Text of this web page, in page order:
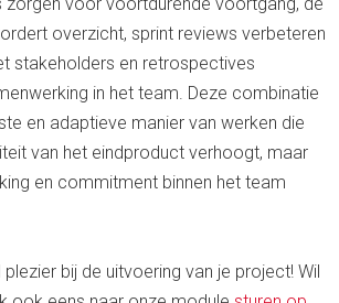
overzicht, sprint reviews verbeteren
stakeholders en retrospectives
in het team. Deze combinatie
en adaptieve manier van werken die
van het eindproduct verhoogt, maar
en commitment binnen het team
bij de uitvoering van je project! Wil